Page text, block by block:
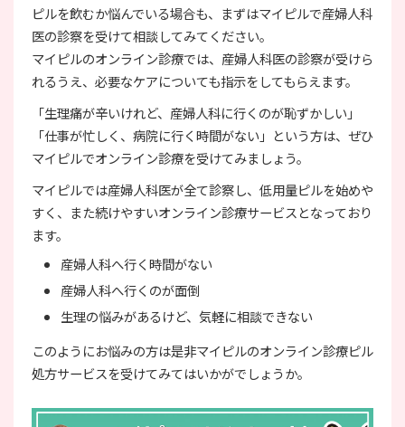
ピルを飲むか悩んでいる場合も、まずはマイピルで産婦人科
医の診察を受けて相談してみてください。
マイピルのオンライン診療では、産婦人科医の診察が受けら
れるうえ、必要なケアについても指示をしてもらえます。
「生理痛が辛いけれど、産婦人科に行くのが恥ずかしい」
「仕事が忙しく、病院に行く時間がない」という方は、ぜひ
マイピルでオンライン診療を受けてみましょう。
マイピルでは産婦人科医が全て診察し、低用量ピルを始めや
すく、また続けやすいオンライン診療サービスとなっており
ます。
産婦人科へ行く時間がない
産婦人科へ行くのが面倒
生理の悩みがあるけど、気軽に相談できない
このようにお悩みの方は是非マイピルのオンライン診療ピル
処方サービスを受けてみてはいかがでしょうか。